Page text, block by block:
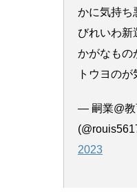
かに気持ち
びれいわ新
かがなもの
トウヨの
— 嗣業@
2023